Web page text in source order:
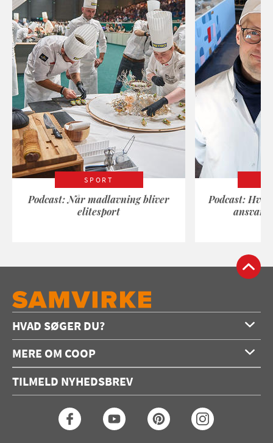
SPORT
Podcast: Når madlavning bliver
elitesport
Podcast:
HVAD SØGER DU?
Forside
Opskrifter
Konkurrencer
MERE OM COOP
Annoncering
Coop medlem
TILMELD NYHEDSBREV